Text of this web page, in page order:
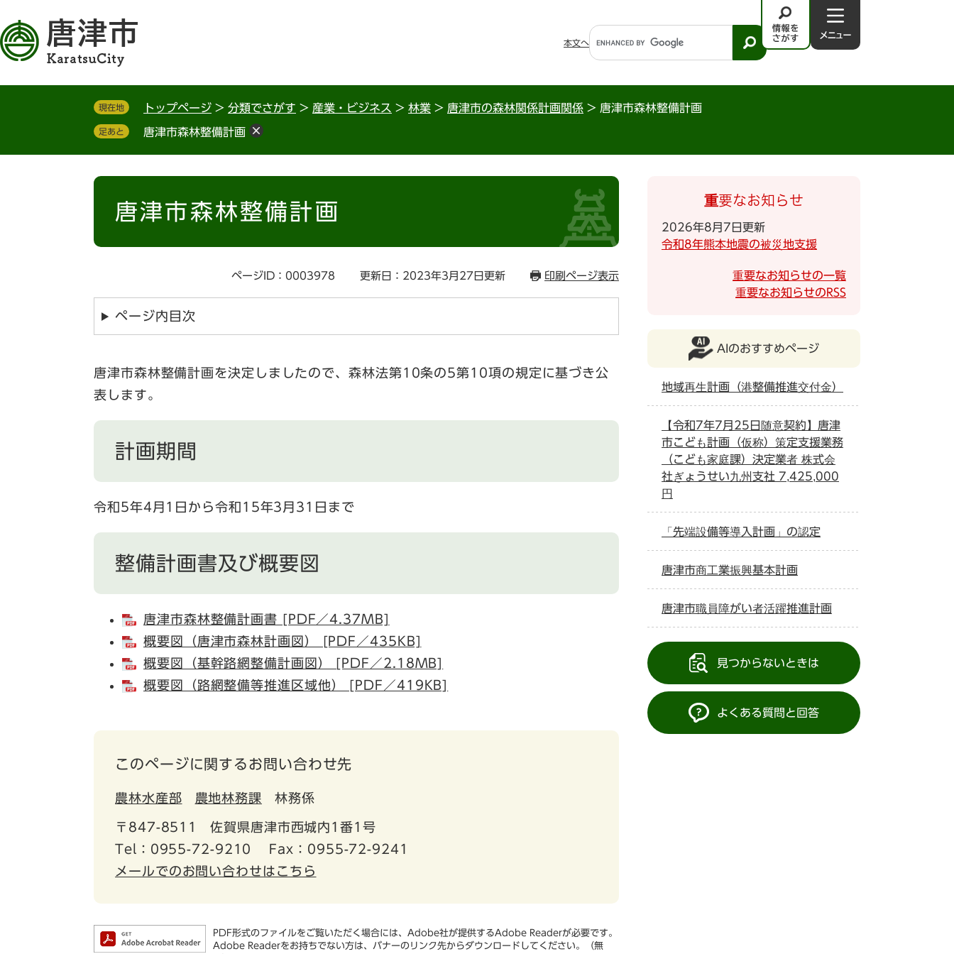
ー
ジ
の
ニ
ュ
ー
情
報
さ
メ
ニ
－
本文へ
G
o
g
ス
ム
検
索
現在地 トップページ > 分類でさがす > 産業・ビジネス > 林業 > 唐津市の森林関係計画関係 > 唐津市森林整備計画
足あと 唐津市森林整備計画
本
唐津市森林整備計画
ページID：0003978 更新日：2023年3月27日更新 印刷ページ表示
ページ内目次
唐津市森林整備計画を決定しましたので、森林法第10条の5第10項の規定に基づき公
表します。
計画期間
令和5年4月1日から令和15年3月31日まで
整備計画書及び概要図
唐津市森林整備計画書 [PDF／4.37MB]
概要図（唐津市森林計画図） [PDF／435KB]
概要図（基幹路網整備計画図） [PDF／2.18MB]
概要図（路網整備等推進区域他） [PDF／419KB]
このページに関するお問い合わせ先
農林水産部 農地林務課 林務係
〒847-8511
佐賀県唐津市西城内1番1号
Tel：0955-72-9210
Fax：0955-72-9241
メールでのお問い合わせはこちら
PDF形式のファイルをご覧いただく場合には、Adobe社が提供するAdobe Readerが必要です。
Adobe Readerをお持ちでない方は、バナーのリンク先からダウンロードしてください。（無
重要なお知らせ
2026年8月7日更新
令和8年熊本地震の被災地支援
重要なお知らせの一覧
重要なお知らせのRSS
AIのおすすめページ
地域再生計画（港整備推進交付金）
【令和7年7月25日随意契約】唐津
市こども計画（仮称）策定支援業務
（こども家庭課）決定業者 株式会
社ぎょうせい九州支社 7,425,000
円
「先端設備等導入計画」の認定
唐津市商工業振興基本計画
唐津市職員障がい者活躍推進計画
見つからないときは
よくある質問と回答